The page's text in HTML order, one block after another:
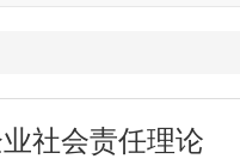
社会责任理论